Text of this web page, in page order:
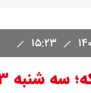
۲۳ بهمن